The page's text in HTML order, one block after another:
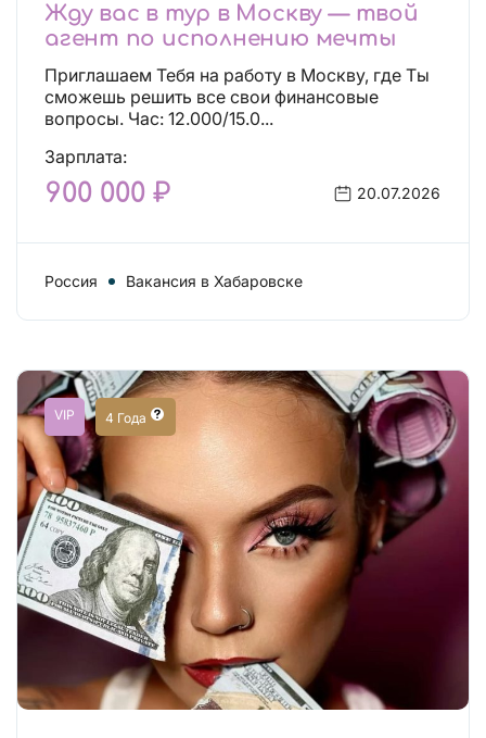
Жду вас в тур в Москву — твой
агент по исполнению мечты
Приглашаем Тебя на работу в Москву, где Ты
сможешь решить все свои финансовые
вопросы. Час: 12.000/15.0...
Зарплата:
900 000 ₽ 20.07.2026
Россия Вакансия в Хабаровске
VIP 4 Года